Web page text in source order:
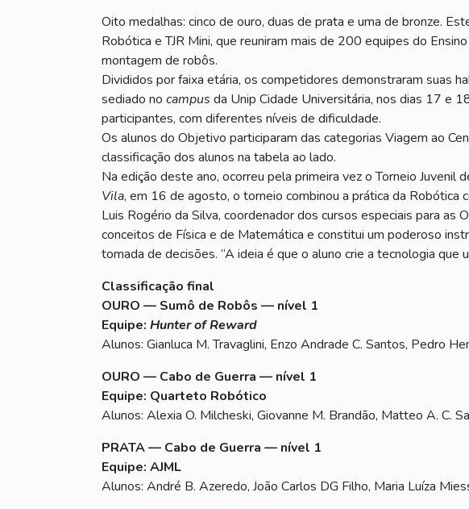
Oito medalhas: cinco de ouro, duas de prata e uma de bronze.
Robótica e TJR Mini, que reuniram mais de 200 equipes do
montagem de robôs.
Divididos por faixa etária, os competidores demonstraram suas
sediado no campus da Unip Cidade Universitária, nos dias 17 e
participantes, com diferentes níveis de dificuldade.
Os alunos do Objetivo participaram das categorias Viagem ao
classificação dos alunos na tabela ao lado.
Na edição deste ano, ocorreu pela primeira vez o Torneio
Vila, em 16 de agosto, o torneio combinou a prática da Robótica
Luis Rogério da Silva, coordenador dos cursos especiais para as
conceitos de Física e de Matemática e constitui um poderoso
tomada de decisões. “A ideia é que o aluno crie a tecnologia que
Classificação final
OURO — Sumô de Robôs — nível 1
Equipe: Hunter of Reward
Alunos: Gianluca M. Travaglini, Enzo Andrade C. Santos, Pedro
OURO — Cabo de Guerra — nível 1
Equipe: Quarteto Robótico
Alunos: Alexia O. Milcheski, Giovanne M. Brandão, Matteo A. C.
PRATA — Cabo de Guerra — nível 1
Equipe: AJML
Alunos: André B. Azeredo, João Carlos DG Filho, Maria Luíza